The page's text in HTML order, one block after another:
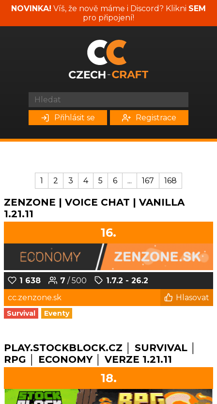
NOVINKA! Víš, že nově máme i Discord? Klikni SEM
pro připojení!
Přihlásit se Registrace
1 2 3 4 5 6 ... 167 168
ZENZONE | VOICE CHAT | VANILLA
1.21.11
16.
1 638 7 / 500
1.7.2 - 26.2
cc.zenzone.sk
Hlasovat
Survival Eventy
PLAY.STOCKBLOCK.CZ │ SURVIVAL │
RPG │ ECONOMY │ VERZE 1.21.11
18.